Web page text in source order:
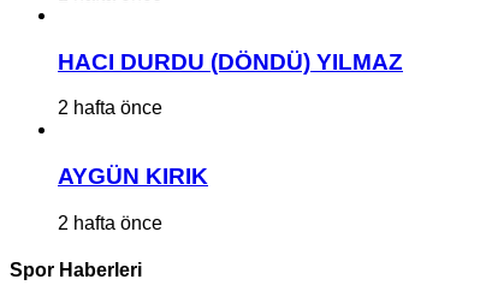
HACI DURDU (DÖNDÜ) YILMAZ
2 hafta önce
AYGÜN KIRIK
2 hafta önce
Spor Haberleri